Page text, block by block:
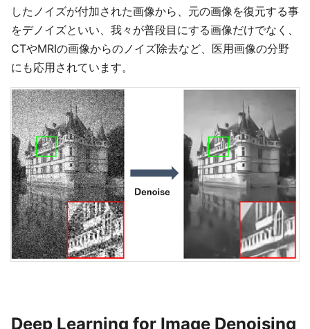
したノイズが付加された画像から、元の画像を復元する事
をデノイズといい、我々が普段目にする画像だけでなく、
CTやMRIの画像からのノイズ除去など、医用画像の分野
にも応用されています。
Deep Learning for Image Denoising